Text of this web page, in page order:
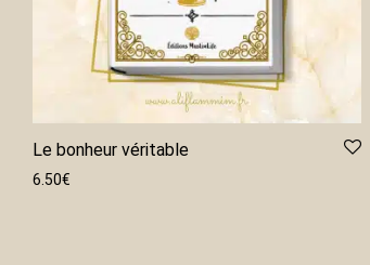
Le bonheur véritable
6.50€